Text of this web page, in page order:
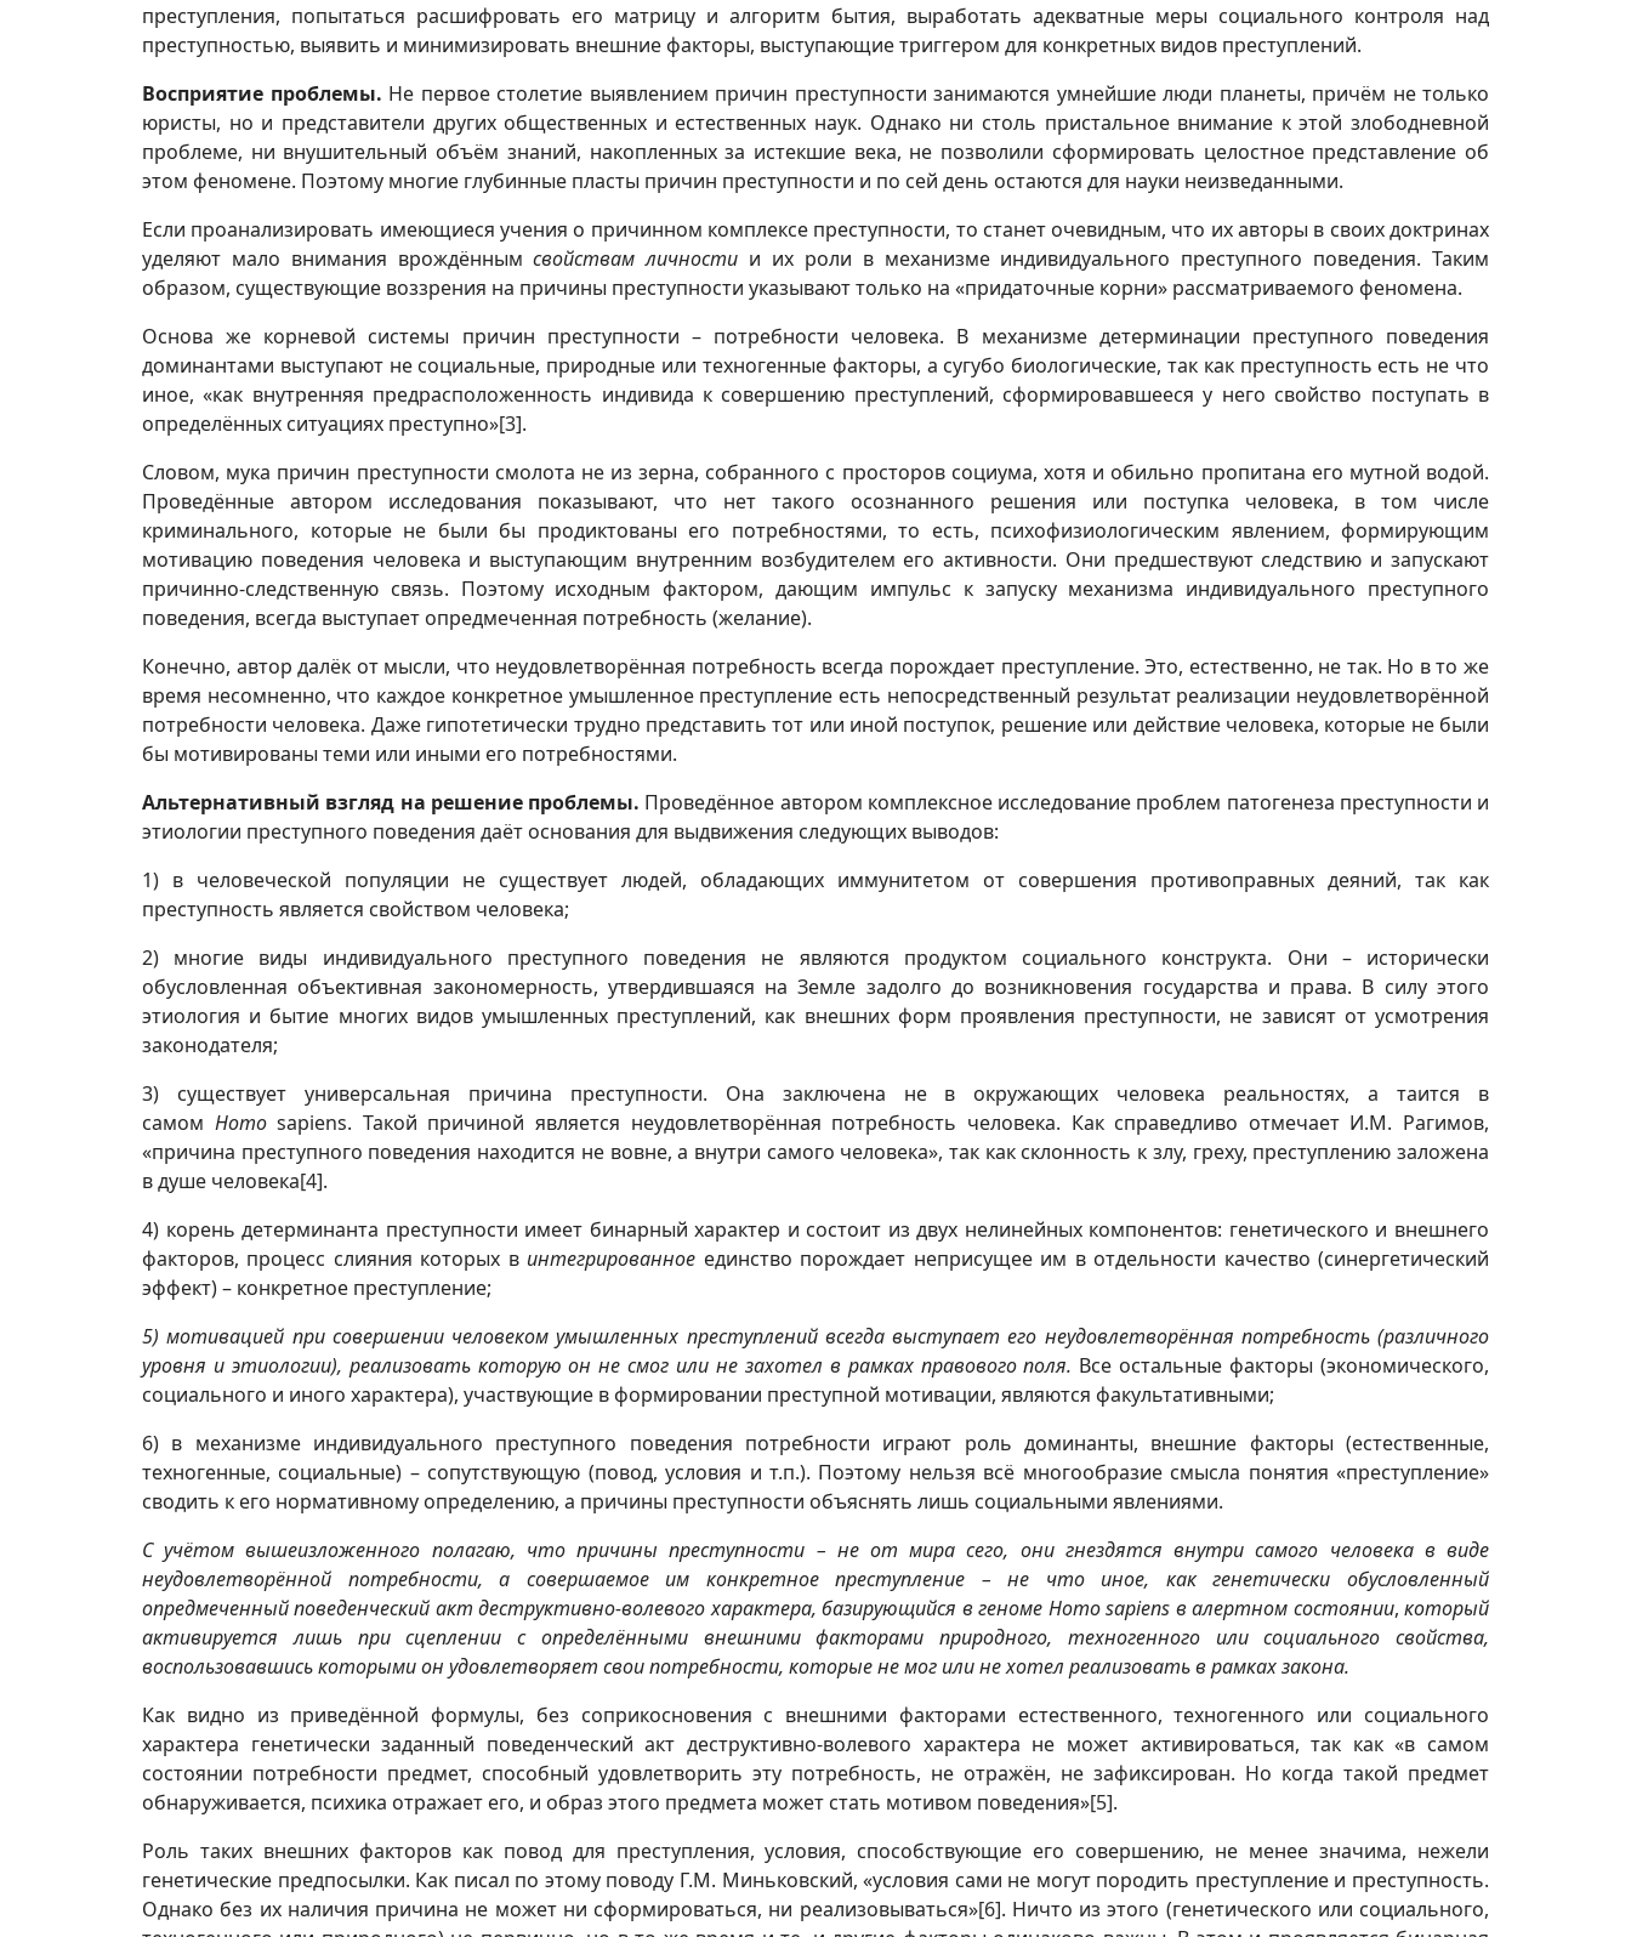
преступления, попытаться расшифровать его матрицу и алгоритм бытия, выработать адекватные меры социального контроля над
преступностью, выявить и минимизировать внешние факторы, выступающие триггером для конкретных видов преступлений.
Восприятие проблемы. Не первое столетие выявлением причин преступности занимаются умнейшие люди планеты, причём не только
юристы, но и представители других общественных и естественных наук. Однако ни столь пристальное внимание к этой злободневной
проблеме, ни внушительный объём знаний, накопленных за истекшие века, не позволили сформировать целостное представление об
этом феномене. Поэтому многие глубинные пласты причин преступности и по сей день остаются для науки неизведанными.
Если проанализировать имеющиеся учения о причинном комплексе преступности, то станет очевидным, что их авторы в своих доктринах
уделяют мало внимания врождённымсвойствам личности и их роли в механизме индивидуального преступного поведения. Таким
образом, существующие воззрения на причины преступности указывают только на «придаточные корни» рассматриваемого феномена.
Основа же корневой системы причин преступности – потребности человека. В механизме детерминации преступного поведения
доминантами выступают не социальные, природные или техногенные факторы, а сугубо биологические, так как преступность есть не что
иное, «как внутренняя предрасположенность индивида к совершению преступлений, сформировавшееся у него свойство поступать в
определённых ситуациях преступно»[3].
Словом, мука причин преступности смолота не из зерна, собранного с просторов социума, хотя и обильно пропитана его мутной водой.
Проведённые автором исследования показывают, что нет такого осознанного решения или поступка человека, в том числе
криминального, которые не были бы продиктованы его потребностями, то есть, психофизиологическим явлением, формирующим
мотивацию поведения человека и выступающим внутренним возбудителем его активности. Они предшествуют следствию и запускают
причинно-следственную связь. Поэтому исходным фактором, дающим импульс к запуску механизма индивидуального преступного
поведения, всегда выступает опредмеченная потребность (желание).
Конечно, автор далёк от мысли, что неудовлетворённая потребность всегда порождает преступление. Это, естественно, не так. Но в то же
время несомненно, что каждое конкретное умышленное преступление есть непосредственный результат реализации неудовлетворённой
потребности человека. Даже гипотетически трудно представить тот или иной поступок, решение или действие человека, которые не были
бы мотивированы теми или иными его потребностями.
Альтернативный взгляд на решение проблемы. Проведённое автором комплексное исследование проблем патогенеза преступности и
этиологии преступного поведения даёт основания для выдвижения следующих выводов:
1) в человеческой популяции не существует людей, обладающих иммунитетом от совершения противоправных деяний, так как
преступность является свойством человека;
2) многие виды индивидуального преступного поведения не являются продуктом социального конструкта. Они – исторически
обусловленная объективная закономерность, утвердившаяся на Земле задолго до возникновения государства и права. В силу этого
этиология и бытие многих видов умышленных преступлений, как внешних форм проявления преступности, не зависят от усмотрения
законодателя;
3) существует универсальная причина преступности. Она заключена не в окружающих человека реальностях, а таится в
самом Homosapiens. Такой причиной является неудовлетворённая потребность человека. Как справедливо отмечает И.М. Рагимов,
«причина преступного поведения находится не вовне, а внутри самого человека», так как склонность к злу, греху, преступлению заложена
в душе человека[4].
4) корень детерминанта преступности имеет бинарный характер и состоит из двух нелинейных компонентов: генетического и внешнего
факторов, процесс слияния которых в интегрированное единство порождает неприсущее им в отдельности качество (синергетический
эффект) – конкретное преступление;
5) мотивацией при совершении человеком умышленных преступлений всегда выступает его неудовлетворённая потребность (различного
уровня и этиологии), реализовать которую он не смог или не захотел в рамках правового поля. Все остальные факторы (экономического,
социального и иного характера), участвующие в формировании преступной мотивации, являются факультативными;
6) в механизме индивидуального преступного поведения потребности играют роль доминанты, внешние факторы (естественные,
техногенные, социальные) – сопутствующую (повод, условия и т.п.). Поэтому нельзя всё многообразие смысла понятия «преступление»
сводить к его нормативному определению, а причины преступности объяснять лишь социальными явлениями.
С учётом вышеизложенного полагаю, чтопричины преступности – не от мира сего, они гнездятся внутри самого человека в виде
неудовлетворённой потребности, а совершаемое им конкретное преступление –не что иное, какгенетически обусловленный
опредмеченный поведенческий акт деструктивно-волевого характера, базирующийся в геноме Homo sapiens в алертном состоянии,который
активируется лишь при сцеплении с определёнными внешними факторами природного, техногенного или социального свойства,
воспользовавшись которыми он удовлетворяет свои потребности, которые не мог или не хотел реализовать в рамках закона.
Как видно из приведённой формулы, без соприкосновения с внешними факторами естественного, техногенного или социального
характера генетически заданный поведенческий акт деструктивно-волевого характера не может активироваться, так как «в самом
состоянии потребности предмет, способный удовлетворить эту потребность, не отражён, не зафиксирован. Но когда такой предмет
обнаруживается, психика отражает его, и образ этого предмета может стать мотивом поведения»[5].
Роль таких внешних факторов как повод для преступления, условия, способствующие его совершению, не менее значима, нежели
генетические предпосылки. Как писал по этому поводу Г.М. Миньковский, «условия сами не могут породить преступление и преступность.
Однако без их наличия причина не может ни сформироваться, ни реализовываться»[6]. Ничто из этого (генетического или социального,